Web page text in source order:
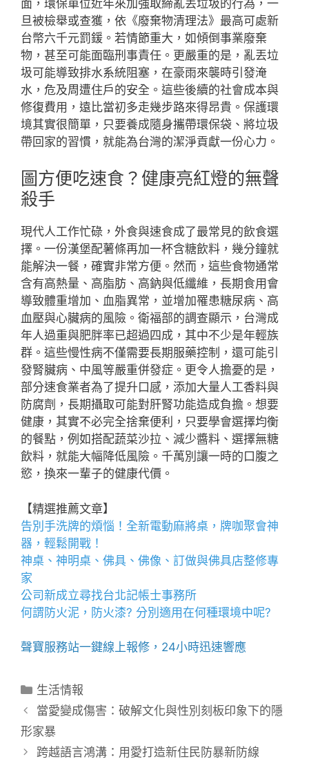
面，環保單位近年來加強取締亂丟垃圾的行為，一
旦被檢舉或查獲，依《廢棄物清理法》最高可處新
台幣六千元罰鍰。若情節重大，如傾倒事業廢棄
物，甚至可能面臨刑事責任。更嚴重的是，亂丟垃
圾可能導致排水系統阻塞，在豪雨來襲時引發淹
水，危及周遭住戶的安全。這些後續的社會成本與
修復費用，遠比當初多走幾步路來得昂貴。保護環
境其實很簡單，只要養成隨身攜帶環保袋、將垃圾
帶回家的習慣，就能為台灣的潔淨貢獻一份心力。
圖方便吃速食？健康亮紅燈的無聲
殺手
現代人工作忙碌，外食與速食成了最常見的飲食選
擇。一份漢堡配薯條再加一杯含糖飲料，幾分鐘就
能解決一餐，確實非常方便。然而，這些食物通常
含有高熱量、高脂肪、高鈉與低纖維，長期食用會
導致體重增加、血脂異常，並增加罹患糖尿病、高
血壓與心臟病的風險。衛福部的調查顯示，台灣成
年人過重與肥胖率已超過四成，其中不少是年輕族
群。這些慢性病不僅需要長期服藥控制，還可能引
發腎臟病、中風等嚴重併發症。更令人擔憂的是，
部分速食業者為了提升口感，添加大量人工香料與
防腐劑，長期攝取可能對肝腎功能造成負擔。想要
健康，其實不必完全捨棄便利，只要學會選擇均衡
的餐點，例如搭配蔬菜沙拉、減少醬料、選擇無糖
飲料，就能大幅降低風險。千萬別讓一時的口腹之
慾，換來一輩子的健康代價。
【精選推薦文章】
告別手洗牌的煩惱！全新電動麻將桌 ，牌咖聚會神
器，輕鬆開戰！
神桌、 神明桌 、 佛具 、佛像、訂做與佛具店整修專
家
公司新成立尋找台北記帳士事務所
何謂防火泥 ， 防火漆? 分別適用在何種環境中呢?
聲寶服務站一鍵線上報修，24小時迅速響應
分
類
生活情報
當愛變成傷害：破解文化與性別刻板印象下的隱
形家暴
跨越語言鴻溝：用愛打造新住民防暴新防線